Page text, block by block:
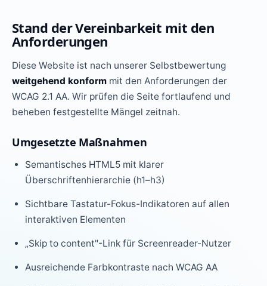
Stand der Vereinbarkeit mit den
Anforderungen
Diese Website ist nach unserer Selbstbewertung
weitgehend konform mit den Anforderungen der
WCAG 2.1 AA. Wir prüfen die Seite fortlaufend und
beheben festgestellte Mängel zeitnah.
Umgesetzte Maßnahmen
Semantisches HTML5 mit klarer
Überschriftenhierarchie (h1–h3)
Sichtbare Tastatur-Fokus-Indikatoren auf allen
interaktiven Elementen
„Skip to content"-Link für Screenreader-Nutzer
Ausreichende Farbkontraste nach WCAG AA